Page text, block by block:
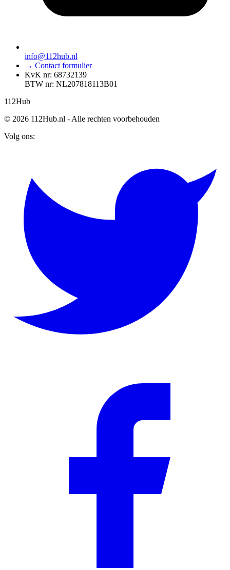
info@112hub.nl
→ Contact formulier
KvK nr: 68732139
BTW nr: NL207818113B01
112Hub
© 2026 112Hub.nl - Alle rechten voorbehouden
Volg ons: